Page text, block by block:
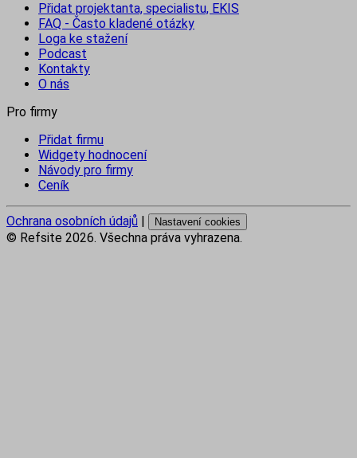
Přidat projektanta, specialistu, EKIS
FAQ - Často kladené otázky
Loga ke stažení
Podcast
Kontakty
O nás
Pro firmy
Přidat firmu
Widgety hodnocení
Návody pro firmy
Ceník
Ochrana osobních údajů | Nastavení cookies
© Refsite 2026. Všechna práva vyhrazena.